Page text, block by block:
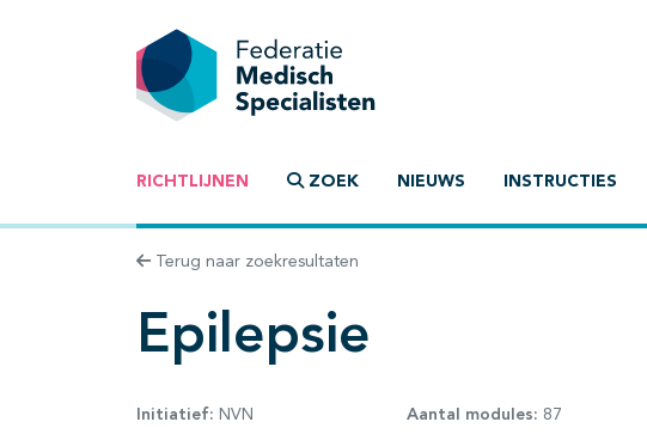
RICHTLIJNEN ZOEK NIEUWS INSTRUCTIES
Terug naar zoekresultaten
Epilepsie
Initiatief: NVN Aantal modules: 87